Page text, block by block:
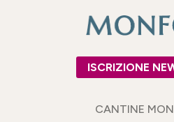
ISCRIZIONE
CANTINE